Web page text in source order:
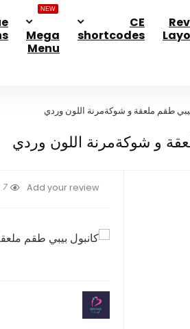
CE
shortcodes
Mega
Menu
NEW
طقم ملعقة و شوكةمرنة اللون وردي
و شوكةمرنة اللون وردي
Add your review
7